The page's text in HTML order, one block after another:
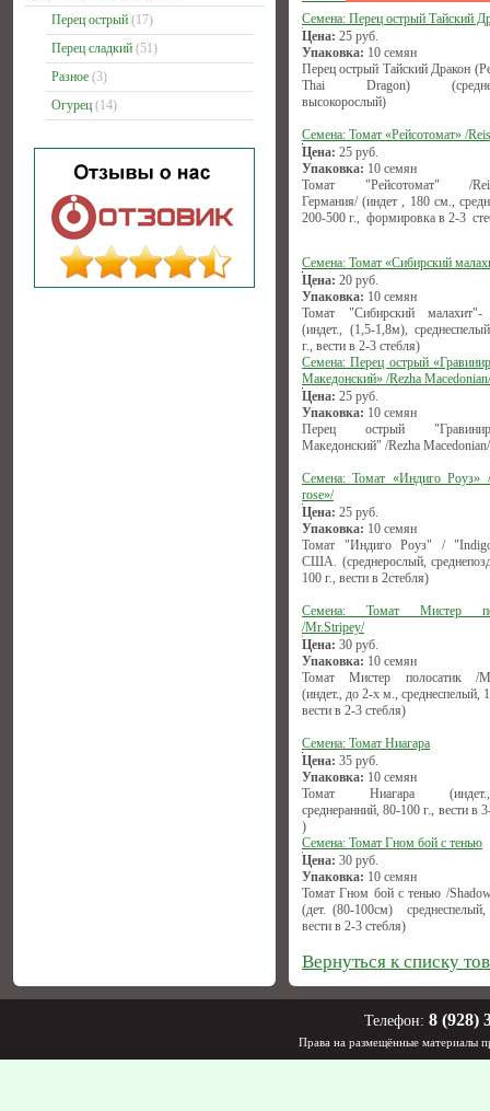
Перец острый (17)
Перец сладкий (51)
Разное (3)
Огурец (14)
Семена: Перец острый Тайский
Цена: 25 руб.
Упаковка: 10 семян
Перец острый Тайский Дракон
Thai Dragon)
высокорослый)
Семена: Томат «Рейсотомат» /
Цена: 25 руб.
Упаковка: 10 семян
Томат "Рейсотомат" /
Германия/ (индет , 180 см.,
200-500 г., формировка в 2-3
Семена: Томат «Сибирский
Цена: 20 руб.
Упаковка: 10 семян
Томат "Сибирский
(индет., (1,5-1,8м),
г., вести в 2-3 стебля)
Семена: Перец острый
Македонский» /Rezha Macedonian/
Цена: 25 руб.
Упаковка: 10 семян
Перец острый
Македонский" /Rezha Macedonian/
Семена: Томат «Индиго Роуз»
rose»/
Цена: 25 руб.
Упаковка: 10 семян
Томат "Индиго Роуз" /
США. (среднерослый,
100 г., вести в 2стебля)
Семена: Томат Мистер
/Mr.Stripey/
Цена: 30 руб.
Упаковка: 10 семян
Томат Мистер полосатик /
(индет., до 2-х м., среднеспелый,
вести в 2-3 стебля)
Семена: Томат Ниагара
Цена: 35 руб.
Упаковка: 10 семян
Томат Ниагара
среднеранний, 80-100 г., вести в
)
Семена: Томат Гном бой с тенью
Цена: 30 руб.
Упаковка: 10 семян
Томат Гном бой с тенью /
(дет. (80-100см)
вести в 2-3 стебля)
Вернуться к списку
Телефон: 8 (928)
Права на размещённые материалы